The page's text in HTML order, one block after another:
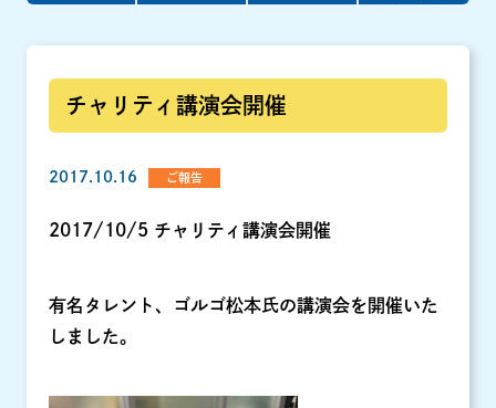
チャリティ講演会開催
2017.10.16 ご報告
2017/10/5 チャリティ講演会開催
有名タレント、ゴルゴ松本氏の講演会を開催いた
しました。